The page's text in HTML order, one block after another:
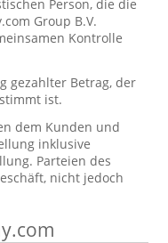
Person, die die
Group B.V.
Kontrolle
gezahlter Betrag, der
ist.
dem Kunden und
inklusive
Parteien des
nicht jedoch